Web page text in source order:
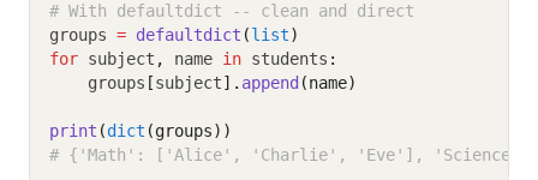
# With defaultdict -- clean and direct
groups = defaultdict (list)
for subject , name in students :
    groups
[subject]. append (name)
print (dict (groups))
# {'Math': ['Alice', 'Charlie', 'Eve'],